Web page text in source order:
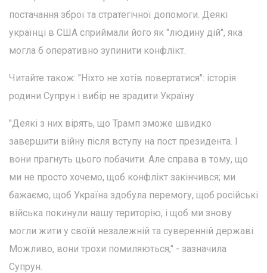
постачання зброї та стратегічної допомоги. Деякі
українці в США сприймали його як "людину дій", яка
могла б оперативно зупинити конфлікт.
Читайте також: "Ніхто не хотів повертатися": історія
родини Супрун і вибір не зрадити Україну
"Деякі з них вірять, що Трамп зможе швидко
завершити війну після вступу на пост президента. І
вони прагнуть цього побачити. Але справа в тому, що
ми не просто хочемо, щоб конфлікт закінчився; ми
бажаємо, щоб Україна здобула перемогу, щоб російські
війська покинули нашу територію, і щоб ми знову
могли жити у своїй незалежній та суверенній державі.
Можливо, вони трохи помиляються," - зазначила
Супрун.